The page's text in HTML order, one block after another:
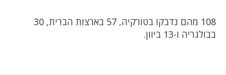
108 מהם נדבקו בטורקיה, 57 בארצות הברית, 30
בבולגריה ו-13 ביוון.